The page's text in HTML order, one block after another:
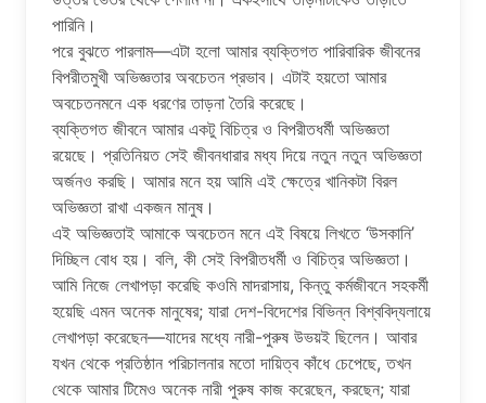
পারিনি।
পরে বুঝতে পারলাম—এটা হলো আমার ব্যক্তিগত পারিবারিক জীবনের
বিপরীতমুখী অভিজ্ঞতার অবচেতন প্রভাব। এটাই হয়তো আমার
অবচেতনমনে এক ধরণের তাড়না তৈরি করেছে।
ব্যক্তিগত জীবনে আমার একটু বিচিত্র ও বিপরীতধর্মী অভিজ্ঞতা
রয়েছে। প্রতিনিয়ত সেই জীবনধারার মধ্য দিয়ে নতুন নতুন অভিজ্ঞতা
অর্জনও করছি। আমার মনে হয় আমি এই ক্ষেত্রে খানিকটা বিরল
অভিজ্ঞতা রাখা একজন মানুষ।
এই অভিজ্ঞতাই আমাকে অবচেতন মনে এই বিষয়ে লিখতে ‘উসকানি’
দিচ্ছিল বোধ হয়। বলি, কী সেই বিপরীতধর্মী ও বিচিত্র অভিজ্ঞতা।
আমি নিজে লেখাপড়া করেছি কওমি মাদরাসায়, কিন্তু কর্মজীবনে সহকর্মী
হয়েছি এমন অনেক মানুষের; যারা দেশ-বিদেশের বিভিন্ন বিশ্ববিদ্যলায়ে
লেখাপড়া করেছেন—যাদের মধ্যে নারী-পুরুষ উভয়ই ছিলেন। আবার
যখন থেকে প্রতিষ্ঠান পরিচালনার মতো দায়িত্ব কাঁধে চেপেছে, তখন
থেকে আমার টিমেও অনেক নারী পুরুষ কাজ করেছেন, করছেন; যারা